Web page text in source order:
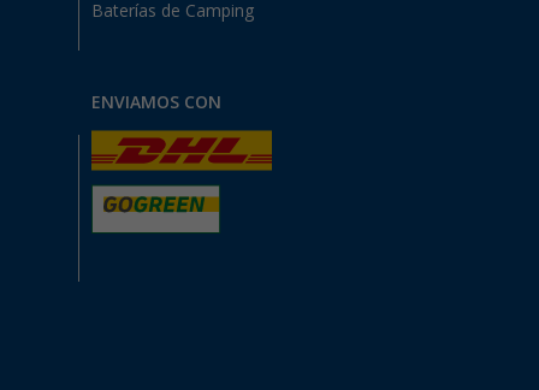
Baterías de Camping
ENVIAMOS CON